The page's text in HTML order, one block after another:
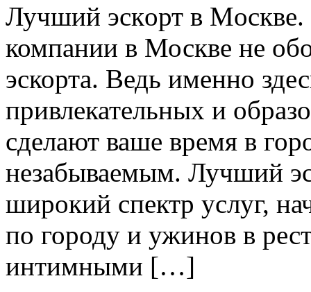
Лучший эскoрт в
компании в Москве не
эскорта. Ведь именно
привлекательных и
сделают ваше время в
незабываемым. Лучший
широкий спектр услуг,
по городу и ужинов в
интимными […]